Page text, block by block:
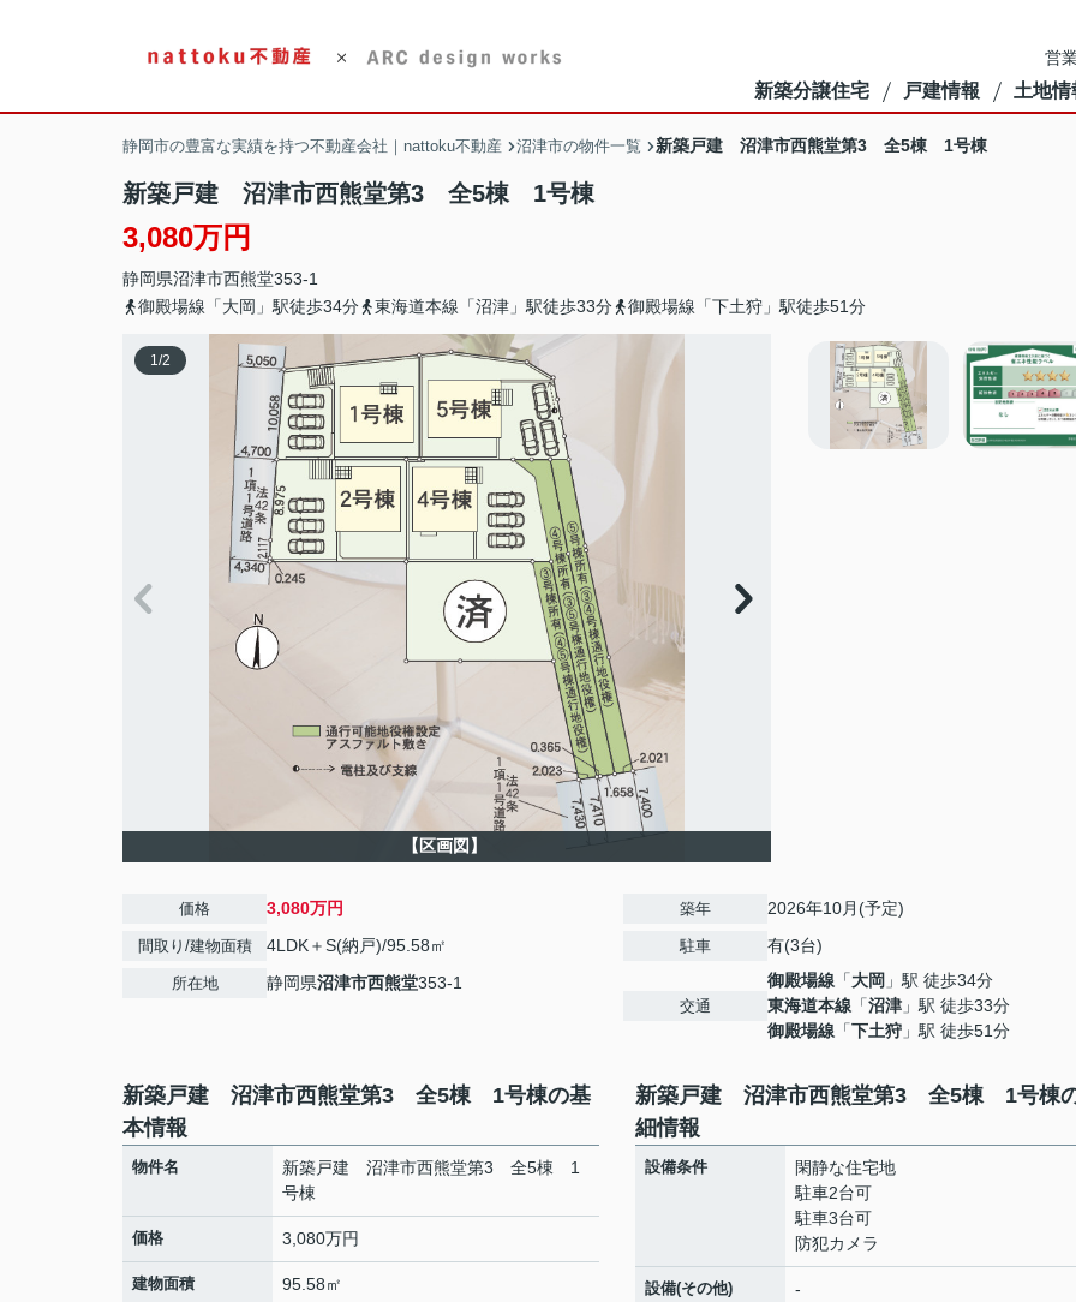
営
新築分譲住宅 戸建情報 土地情
静岡市の豊富な実績を持つ不動産会社｜nattoku不動産 沼津市の物件一覧 新築戸建 沼津市西熊堂第3 全5棟 1号棟
新築戸建 沼津市西熊堂第3 全5棟 1号棟
3,080万円
静岡県沼津市西熊堂353-1
御殿場線「大岡」駅徒歩34分
東海道本線「沼津」駅徒歩33分 御殿場線「下土狩」駅徒歩51分
1/2
【区画図】
価格 3,080万円
間取り/建物面積 4LDK＋S(納戸)/95.58㎡
所在地 静岡県沼津市西熊堂353-1
築年 2026年10月(予定)
駐車 有(3台)
交通
御殿場線 「大岡 」駅 徒歩34分
東海道本線 「沼津 」駅 徒歩33分
御殿場線 「下土狩 」駅 徒歩51分
新築戸建 沼津市西熊堂第3 全5棟 1号棟の基
本情報
物件名
新築戸建 沼津市西熊堂第3 全5棟 1
号棟
価格 3,080万円
建物面積 95.58㎡
新築戸建 沼津市西熊堂第3 全5棟 1号棟
細情報
設備条件
閑静な住宅地
駐車2台可
駐車3台可
防犯カメラ
設備(その他) -